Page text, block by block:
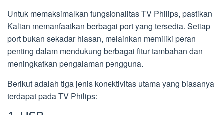
Untuk memaksimalkan fungsionalitas TV Philips, pastikan
Kalian memanfaatkan berbagai port yang tersedia. Setiap
port bukan sekadar hiasan, melainkan memiliki peran
penting dalam mendukung berbagai fitur tambahan dan
meningkatkan pengalaman pengguna.
Berikut adalah tiga jenis konektivitas utama yang biasanya
terdapat pada TV Philips: